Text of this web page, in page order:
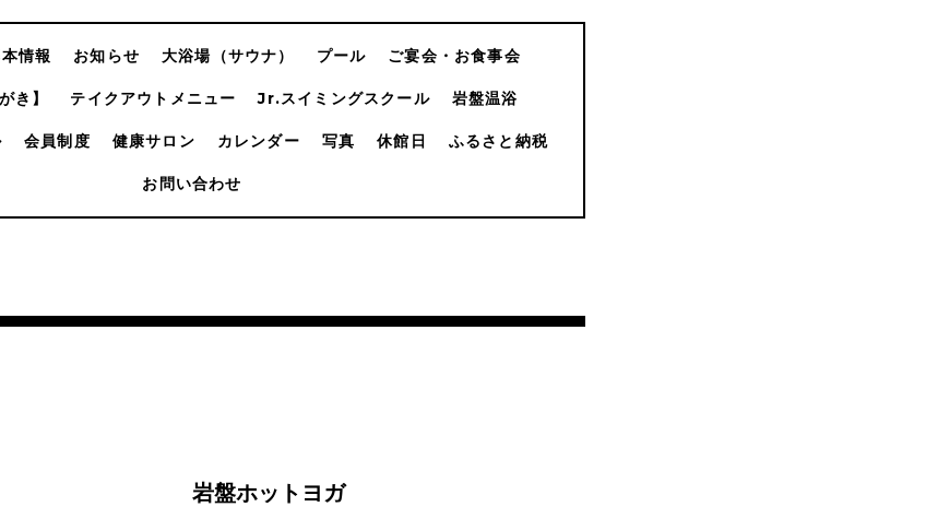
情報 お知らせ 大浴場（サウナ） プール ご宴会・お食事会
き】 テイクアウトメニュー Jr.スイミングスクール 岩盤温浴
会員制度 健康サロン カレンダー 写真 休館日 ふるさと納税
お問い合わせ
岩盤ホットヨガ